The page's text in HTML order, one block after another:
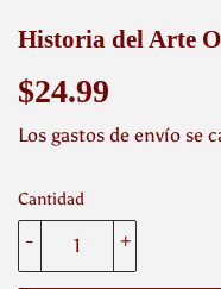
Historia del Arte
$24.99
Los gastos de envío se
Cantidad
+
-